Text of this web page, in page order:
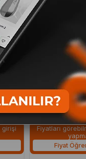
girişi
Queen Dolgu Bıçağı-Kazıyıcı-
Oyucu fig-3-
QAC1H063
Fiyatları
Fiyat